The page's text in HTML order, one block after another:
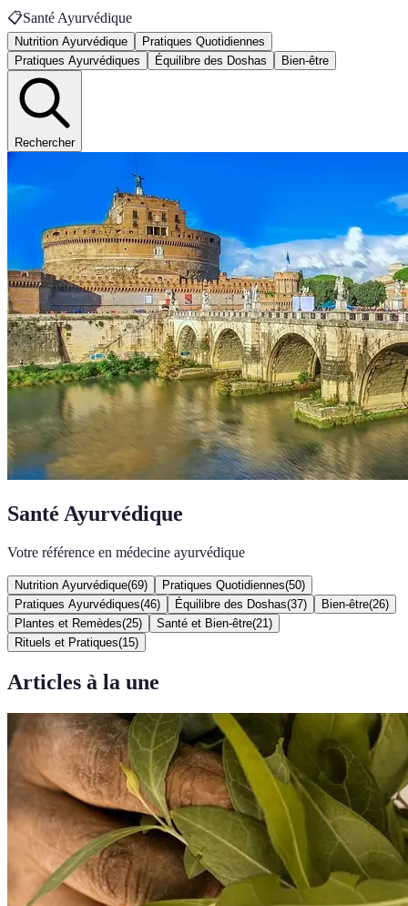
📋Santé Ayurvédique
Nutrition Ayurvédique
Pratiques Quotidiennes
Pratiques Ayurvédiques
Équilibre des Doshas Bien-être
Rechercher
Santé Ayurvédique
Votre référence en médecine ayurvédique
Nutrition Ayurvédique(69) Pratiques Quotidiennes(50)
Pratiques Ayurvédiques(46) Équilibre des Doshas(37) Bien-être(26)
Plantes et Remèdes(25) Santé et Bien-être(21 )
Rituels et Pratiques(15)
Articles à la une